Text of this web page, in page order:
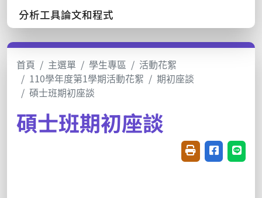
分析工具論文和程式
首頁 主選單 學生專區
活動花絮
110學年度第1學期活動花絮
期初座談
碩士班期初座談
碩士班期初座談
友善列印(開新視
分享至臉書
分享